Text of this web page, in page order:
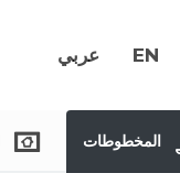
EN عربي
المخطوطات